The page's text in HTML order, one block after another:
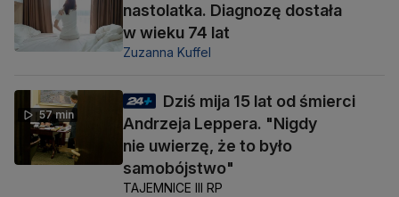
nastolatka. Diagnozę dostała
w wieku 74 lat
Zuzanna Kuffel
57 min
Dziś mija 15 lat od śmierci
Andrzeja Leppera. "Nigdy
nie uwierzę, że to było
samobójstwo"
TAJEMNICE III RP